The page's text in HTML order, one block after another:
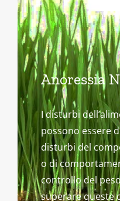
Anoressia
I disturbi
possono essere
disturbi del
o di
controllo del
superare queste